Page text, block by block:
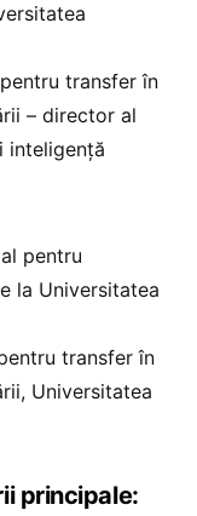
transfer în
– director al
inteligență
pentru
la Universitatea
transfer în
Universitatea
principale: